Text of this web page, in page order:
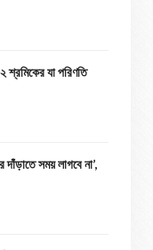
যা পরিণতি
দাঁড়াতে সময় লাগবে না’,